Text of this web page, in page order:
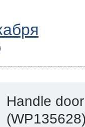
Handle door